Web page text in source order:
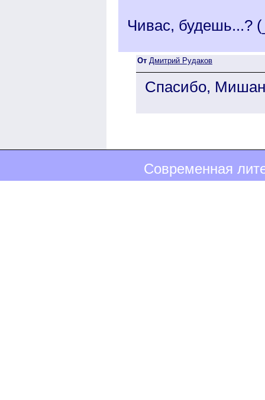
Чивас, будешь...?
От Дмитрий Рудаков
Спасибо,
Современная